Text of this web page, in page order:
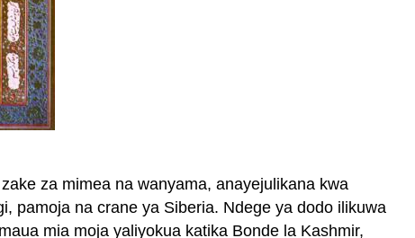
za mimea na wanyama, anayejulikana kwa
pamoja na crane ya Siberia. Ndege ya dodo ilikuwa
mia moja yaliyokua katika Bonde la Kashmir,